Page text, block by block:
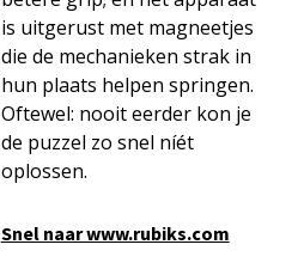
is uitgerust met magneetjes
die de mechanieken strak in
hun plaats helpen springen.
Oftewel: nooit eerder kon je
de puzzel zo snel níét
oplossen.
Snel naar www.rubiks.com